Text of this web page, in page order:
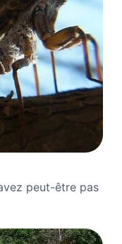
peut-être pas